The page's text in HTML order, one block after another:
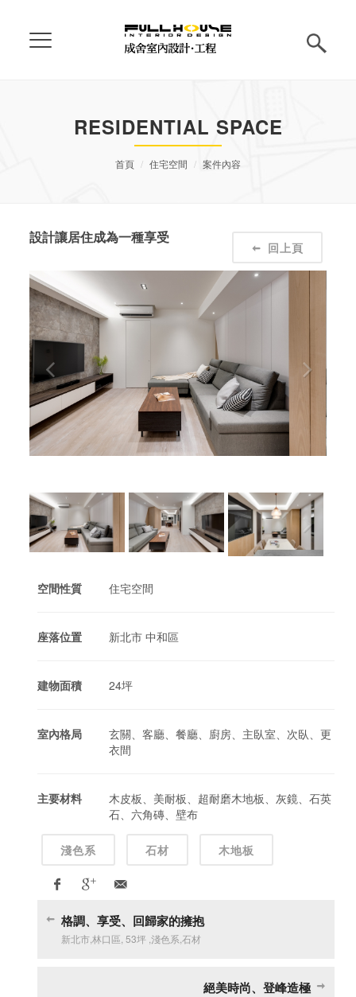
RESIDENTIAL SPACE
首頁 住宅空間 案件內容
設計讓居住成為一種享受
回上頁
空間性質 住宅空間
座落位置 新北市 中和區
建物面積 24坪
室內格局
玄關、客廳、餐廳、廚房、主臥室、次臥、更
衣間
主要材料
木皮板、美耐板、超耐磨木地板、灰鏡、石英
石、六角磚、壁布
淺色系 石材 木地板
格調、享受、回歸家的擁抱
新北市,林口區 53坪 ,淺色系 ,石材
絕美時尚、登峰造極